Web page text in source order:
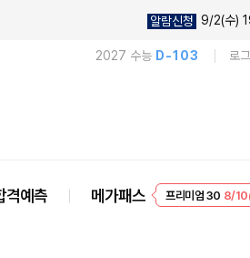
알람신청 9/2(수)
2027 수능 D-103 로
격예측 메가패스
EVENT 8/10(